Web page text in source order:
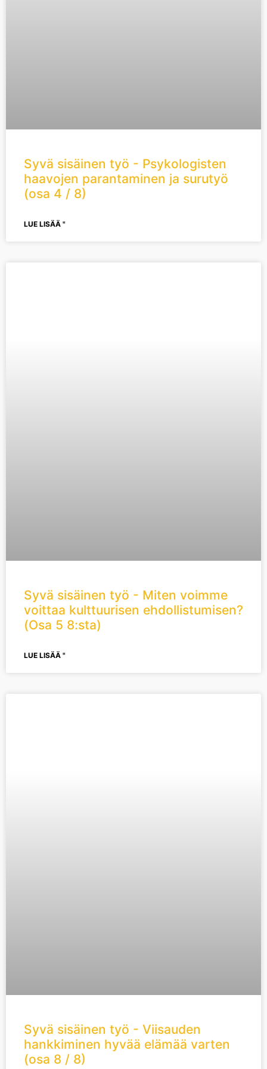
Syvä sisäinen työ - Psykologisten
haavojen parantaminen ja surutyö
(osa 4 / 8)
LUE LISÄÄ "
Syvä sisäinen työ - Miten voimme
voittaa kulttuurisen ehdollistumisen?
(Osa 5 8:sta)
LUE LISÄÄ "
Syvä sisäinen työ - Viisauden
hankkiminen hyvää elämää varten
(osa 8 / 8)